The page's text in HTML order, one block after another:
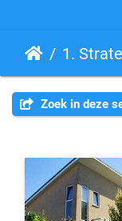
1.
Zoek in deze